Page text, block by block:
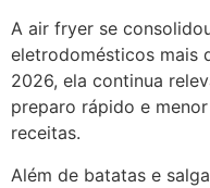
A air fryer se
eletrodomésticos mais
2026, ela continua
preparo rápido e
receitas.
Além de batatas e